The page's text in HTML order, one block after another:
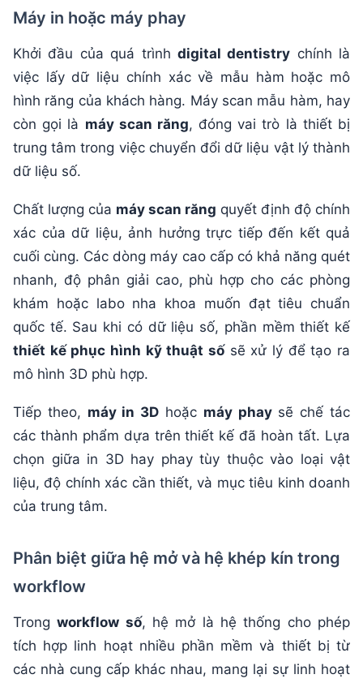
Máy in hoặc máy phay
Khởi đầu của quá trình digital dentistry chính là
việc lấy dữ liệu chính xác về mẫu hàm hoặc mô
hình răng của khách hàng. Máy scan mẫu hàm, hay
còn gọi là máy scan răng, đóng vai trò là thiết bị
trung tâm trong việc chuyển đổi dữ liệu vật lý thành
dữ liệu số.
Chất lượng của máy scan răng quyết định độ chính
xác của dữ liệu, ảnh hưởng trực tiếp đến kết quả
cuối cùng. Các dòng máy cao cấp có khả năng quét
nhanh, độ phân giải cao, phù hợp cho các phòng
khám hoặc labo nha khoa muốn đạt tiêu chuẩn
quốc tế. Sau khi có dữ liệu số, phần mềm thiết kế
thiết kế phục hình kỹ thuật sốsẽ xử lý để tạo ra
mô hình 3D phù hợp.
Tiếp theo, máy in 3D hoặc máy phaysẽ chế tác
các thành phẩm dựa trên thiết kế đã hoàn tất. Lựa
chọn giữa in 3D hay phay tùy thuộc vào loại vật
liệu, độ chính xác cần thiết, và mục tiêu kinh doanh
của trung tâm.
Phân biệt giữa hệ mở và hệ khép kín trong
workflow
Trongworkflow số, hệ mở là hệ thống cho phép
tích hợp linh hoạt nhiều phần mềm và thiết bị từ
các nhà cung cấp khác nhau, mang lại sự linh hoạt